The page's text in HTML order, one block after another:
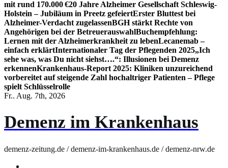
mit rund 170.000 €20 Jahre Alzheimer Gesellschaft Schleswig-
Holstein – Jubiläum in Preetz gefeiertErster Bluttest bei
Alzheimer-Verdacht zugelassenBGH stärkt Rechte von
Angehörigen bei der BetreuerauswahlBuchempfehlung:
Lernen mit der Alzheimerkrankheit zu lebenLecanemab –
einfach erklärtInternationaler Tag der Pflegenden 2025„Ich
sehe was, was Du nicht siehst….“: Illusionen bei Demenz
erkennenKrankenhaus-Report 2025: Kliniken unzureichend
vorbereitet auf steigende Zahl hochaltriger Patienten – Pflege
spielt Schlüsselrolle
Fr.. Aug. 7th, 2026
Demenz im Krankenhaus
demenz-zeitung.de / demenz-im-krankenhaus.de / demenz-nrw.de